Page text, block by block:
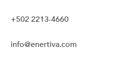
+502 2213-4660
info@enertiva.com